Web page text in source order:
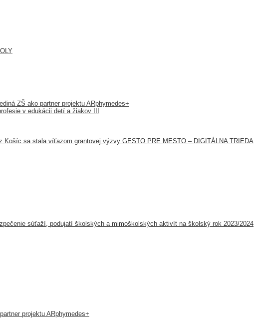
ZŠ ako partner projektu ARphymedes+
v edukácii detí a žiakov III
Košíc sa stala víťazom grantovej výzvy GESTO PRE MESTO – DIGITÁLNA TRIEDA
súťaží, podujatí školských a mimoškolských aktivít na školský rok 2023/2024
projektu ARphymedes+